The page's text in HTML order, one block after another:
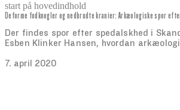
start på hovedindhold
Deforme fodknogler og nedbrudte kranier: Arkæologiske spor
Der findes spor efter spedalskhed i
Esben Klinker Hansen, hvordan
7. april 2020
senest opdateret 28. august 2025